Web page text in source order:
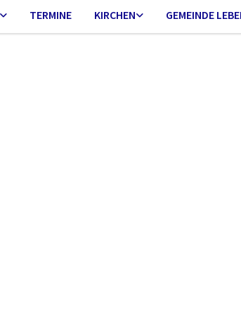
TERMINE KIRCHEN GEMEINDE